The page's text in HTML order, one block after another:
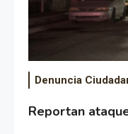
Denuncia
Reportan